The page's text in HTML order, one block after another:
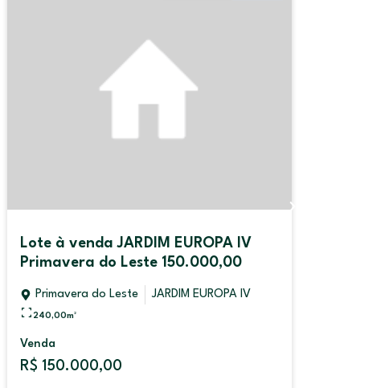
Lote à venda JARDIM EUROPA IV
Primavera do Leste 150.000,00
Primavera do Leste JARDIM EUROPA IV
240,00m²
Venda
R$ 150.000,00